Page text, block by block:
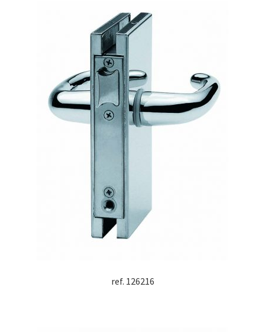
ref. 126216